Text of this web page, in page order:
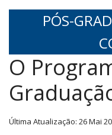
PÓS-
O
Última Atualização: 26 Mai